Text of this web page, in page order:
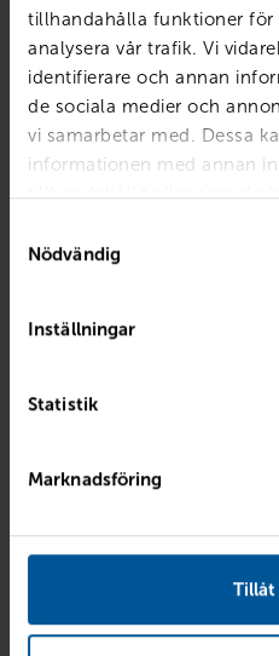
tillhandahålla funktioner för
analysera vår trafik. Vi
identifierare och annan
de sociala medier och
vi samarbetar med. Dessa
informationen med annan
tillhandahållit eller som de
Nödvändig
Inställningar
Statistik
Marknadsföring
Tillåt
Hallsberg
489 800kr